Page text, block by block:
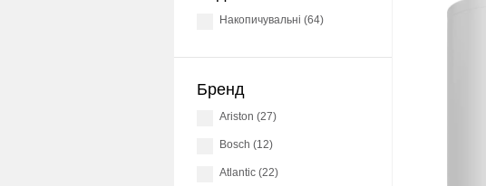
накопичувальні (64)
Бренд
Ariston (27)
Bosch (12)
Atlantic (22)